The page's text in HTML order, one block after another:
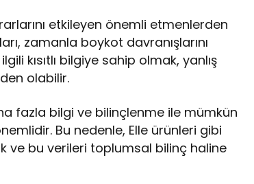
etkileyen önemli etmenlerden
zamanla boykot davranışlarını
kısıtlı bilgiye sahip olmak, yanlış
olabilir.
fazla bilgi ve bilinçlenme ile mümkün
Bu nedenle, Elle ürünleri gibi
ve bu verileri toplumsal bilinç haline